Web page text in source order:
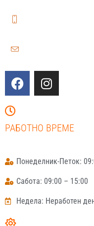
РАБОТНО ВРЕМЕ
Понеделник-Петок:
Сабота: 09:00 – 15:00
Недела: Неработен